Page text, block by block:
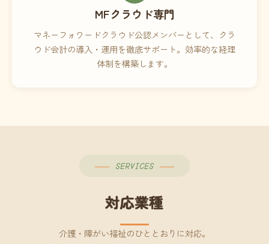
MFクラウド専門
マネーフォワードクラウド公認メンバーとして、クラ
ウド会計の導入・運用を徹底サポート。効率的な経理
体制を構築します。
SERVICES
対応業種
介護・障がい福祉のひととおりに対応。